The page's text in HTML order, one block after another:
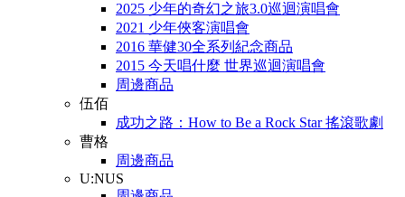
2025 少年的奇幻之旅3.0巡迴演唱會
2021 少年俠客演唱會
2016 華健30全系列紀念商品
2015 今天唱什麼 世界巡迴演唱會
周邊商品
伍佰
成功之路：How to Be a Rock Star 搖滾歌劇
曹格
周邊商品
U:NUS